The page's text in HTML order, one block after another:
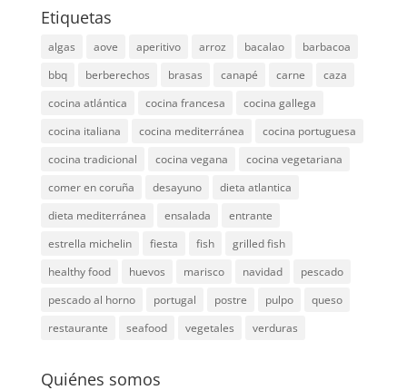
Etiquetas
algas aove aperitivo arroz bacalao
barbacoa
bbq
berberechos brasas canapé carne
caza
cocina atlántica
cocina francesa
cocina gallega
cocina italiana
cocina mediterránea
cocina portuguesa
cocina tradicional
cocina vegana
cocina vegetariana
comer en coruña
desayuno
dieta atlantica
dieta mediterránea
ensalada
entrante
estrella michelin
fiesta fish
grilled fish
healthy food
huevos marisco navidad
pescado
pescado al horno
portugal postre pulpo
queso
restaurante
seafood vegetales verduras
Quiénes somos